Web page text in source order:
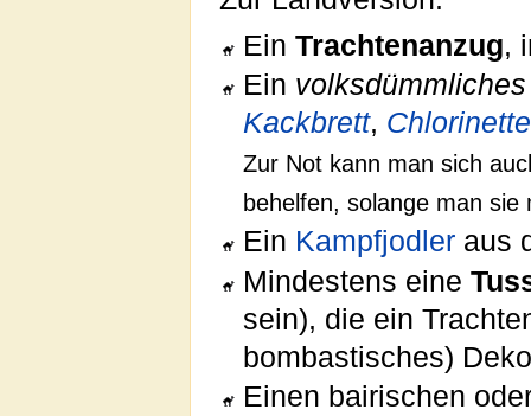
EinTrachtenanzug,
Ein volksdümmliches
Kackbrett, Chlorinette
Zur Not kann man sich
behelfen, solange man
Ein Kampfjodler aus
Mindestens eine
sein), die ein
bombastisches)
Einen bairischen